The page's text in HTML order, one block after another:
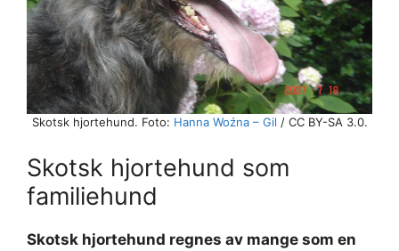
Skotsk hjortehund. Foto: Hanna Woźna – Gil / CC BY-SA 3.0.
Skotsk hjortehund som
familiehund
Skotsk hjortehund regnes av mange som en